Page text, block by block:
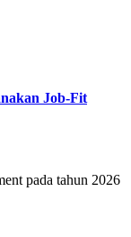
Job-Fit
pada tahun 2026